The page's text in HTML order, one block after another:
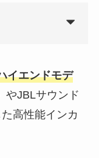
イエンドモデ
やJBLサウンド
高性能インカ